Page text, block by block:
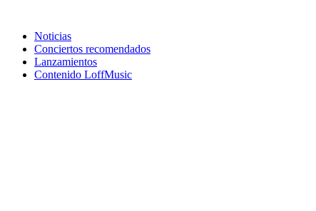
Noticias
Conciertos recomendados
Lanzamientos
Contenido LoffMusic